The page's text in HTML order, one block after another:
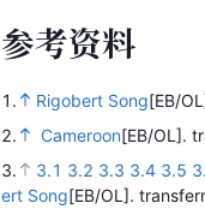
参考资料
1. Rigobert Song[EB/
2.
Cameroon[EB/OL].
3.
3.1 3.2 3.3 3.4 3.5
ert Song[EB/OL].